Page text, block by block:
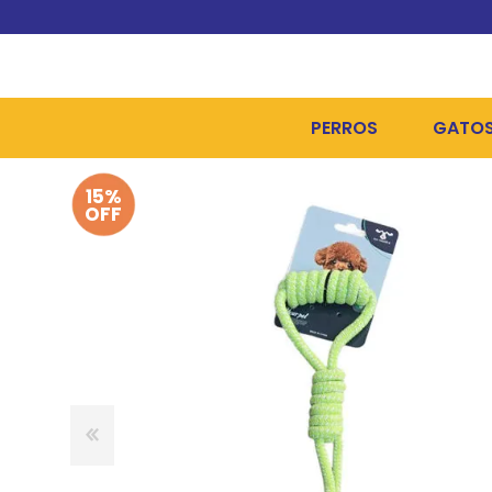
PERROS
ALIMENTOS HÚMEDOS Y
HIGIENE, PELUQUERÍA Y
CAMAS Y CASETAS
BOLSOS Y
BOLSAS PARA MATERIA
COLLARES, ARNESES Y
15%
OFF